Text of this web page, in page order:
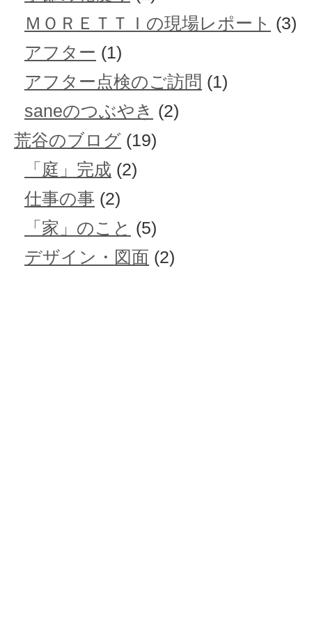
ＭＯＲＥＴＴＩの現場レポート (3)
アフター (1)
アフター点検のご訪問 (1)
saneのつぶやき (2)
荒谷のブログ (19)
「庭」完成 (2)
仕事の事 (2)
「家」のこと (5)
デザイン・図面 (2)